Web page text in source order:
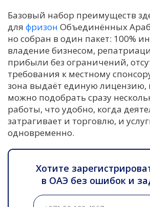
Базовый набор преимуществ
для фризон Объединённых
но собран в один пакет: 100%
владение бизнесом,
прибыли без ограничений,
требования к местному
зона выдаёт единую лицензию,
можно подобрать сразу
работы, что удобно, когда
затрагивает и торговлю, и
одновременно.
Хотите
в ОАЭ без ошибок и